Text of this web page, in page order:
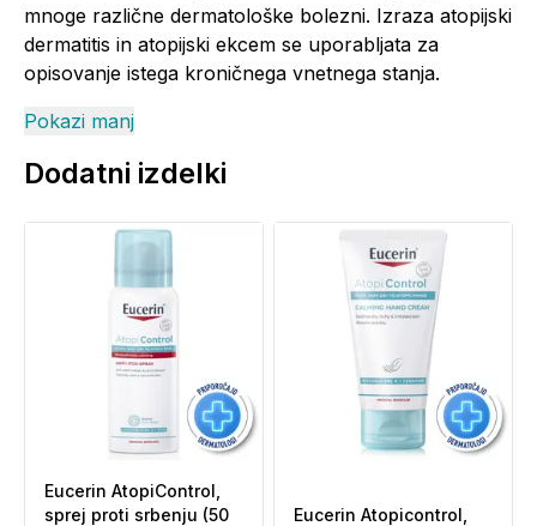
mnoge različne dermatološke bolezni. Izraza atopijski
dermatitis in atopijski ekcem se uporabljata za
opisovanje istega kroničnega vnetnega stanja.
Pokazi manj
Dodatni izdelki
Eucerin AtopiControl,
sprej proti srbenju (50
Eucerin Atopicontrol,